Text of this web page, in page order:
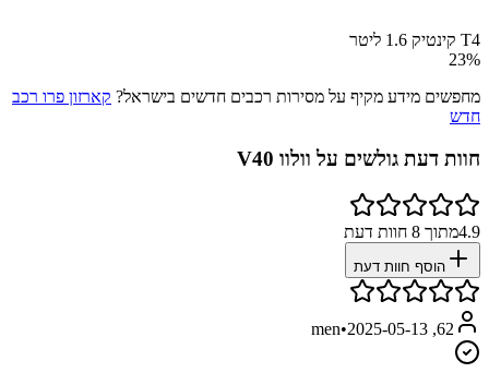
T4 קינטיק 1.6 ליטר
23%
מחפשים מידע מקיף על מסירות רכבים חדשים בישראל? קארזון פרו רכב
חדש
חוות דעת גולשים על וולוו V40
4.9מתוך 8 חוות דעת
הוסף חוות דעת
62, men
•2025-05-13